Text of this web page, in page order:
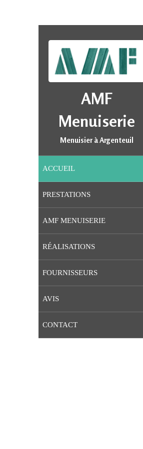
AMF
Menuiserie
Menuisier à Argenteuil
ACCUEIL
PRESTATIONS
AMF MENUISERIE
RÉALISATIONS
FOURNISSEURS
AVIS
CONTACT